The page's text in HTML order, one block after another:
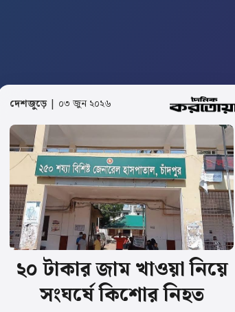
দেশজুড়ে| ০৩ জুন ২০২৬
২০টাকারজামখাওয়ানিয়ে
সংঘর্ষেকিশোরনিহত